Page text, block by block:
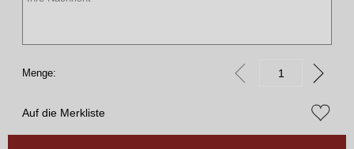
Menge:
Auf die Merkliste